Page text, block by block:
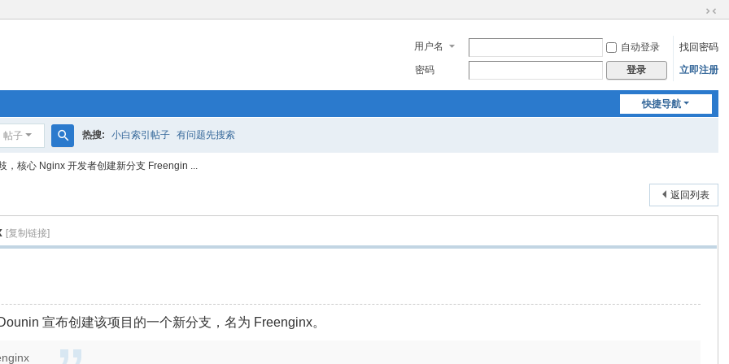
换
到
窄
用户名 自动登录
找回密码
密码
登录 立即注册
快捷导航
帖子
搜
热搜: 小白索引帖子 有问题先搜索
，核心 Nginx 开发者创建新分支 Freengin ...
返回列表
[复制链接]
宣布创建该项目的一个新分支，名为 Freenginx。